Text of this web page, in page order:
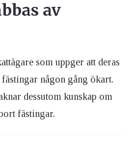
av
som uppger att deras
någon gång ökart.
dessutom kunskap om
fästingar.